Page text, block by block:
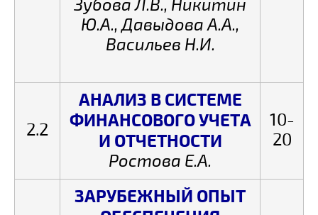
Зубова Л.В., Никитин
Ю.А., Давыдова А.А.,
Васильев Н.И.
2.2
АНАЛИЗ В СИСТЕМЕ
ФИНАНСОВОГО УЧЕТА
И ОТЧЕТНОСТИ
Ростова Е.А.
10-
20
ЗАРУБЕЖНЫЙ ОПЫТ